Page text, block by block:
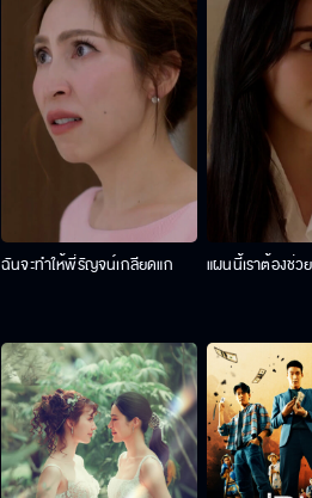
ฉันจะทำให้พี่รัญจน์เกลียดแก แผนนี้เราต้องช่ว